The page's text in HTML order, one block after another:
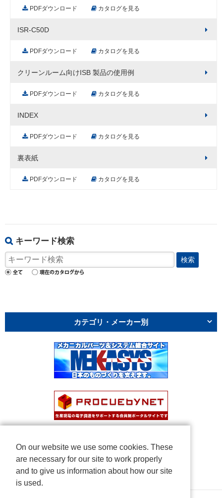
PDFダウンロード カタログを見る
ISR-C50D
PDFダウンロード カタログを見る
クリーンルーム向けISB 製品の使用例
PDFダウンロード カタログを見る
INDEX
PDFダウンロード カタログを見る
裏表紙
PDFダウンロード カタログを見る
キーワード検索
検索
カテゴリ・メーカー別
On our website we use some cookies. These
are necessary for our site to work properly
and to give us information about how our site
is used.